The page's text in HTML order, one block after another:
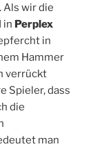
Als wir die
in Perplex
in
Hammer
verrückt
Spieler, dass
die
man